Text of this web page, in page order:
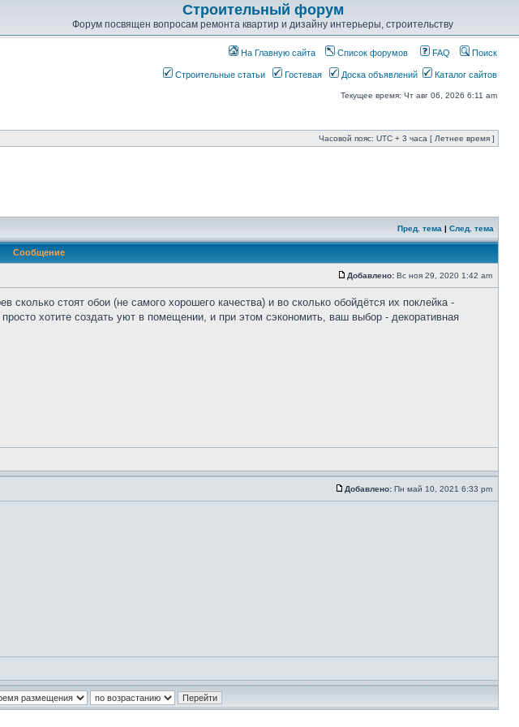
Строительный форум
Форум посвящен вопросам ремонта квартир и дизайну интерьеры, строительству
На Главную сайта Список форумов FAQ Поиск
Строительные статьи Гостевая Доска объявлений Каталог сайтов
Текущее время: Чт авг 06, 2026 6:11 am
Часовой пояс: UTC + 3 часа [ Летнее время ]
Пред. тема | След. тема
Сообщение
Добавлено: Вс ноя 29, 2020 1:42 am
стоят обои (не самого хорошего качества) и во сколько обойдётся их поклейка -
хотите создать уют в помещении, и при этом сэкономить, ваш выбор - декоративная
Добавлено: Пн май 10, 2021 6:33 pm